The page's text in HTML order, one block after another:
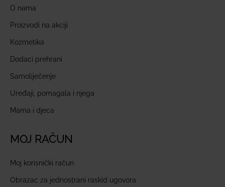
O nama
Proizvodi na akciji
Kozmetika
Dodaci prehrani
Samoliječenje
Uređaji, pomagala i njega
Mama i djeca
MOJ RAČUN
Moj korisnički račun
Obrazac za jednostrani raskid ugovora